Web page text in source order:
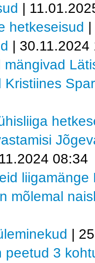
|
hetkeseisud
| 30.11.2024
Kristiines
08:34
liigamänge
mõlemal
|
peetud 3